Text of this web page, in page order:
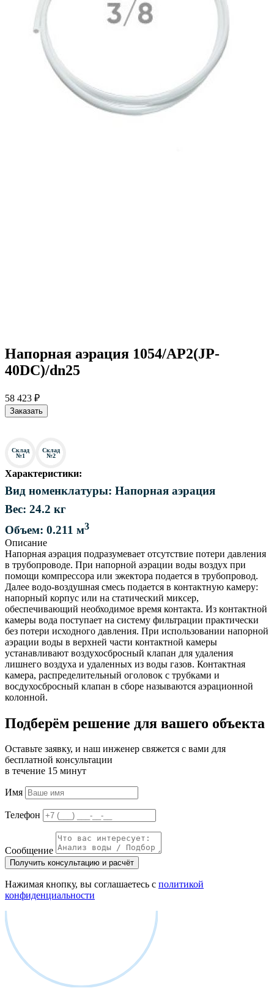
Напорная аэрация 1054/AP2(JP-
40DC)/dn25
58 423 ₽
Заказать
Склад
№1
Склад
№2
Характеристики:
Вид номенклатуры: Напорная аэрация
Вес: 24.2 кг
Объем: 0.211 м3
Описание
Напорная аэрация подразумевает отсутствие потери давления
в трубопроводе. При напорной аэрации воды воздух при
помощи компрессора или эжектора подается в трубопровод.
Далее водо-воздушная смесь подается в контактную камеру:
напорный корпус или на статический миксер,
обеспечивающий необходимое время контакта. Из контактной
камеры вода поступает на систему фильтрации практически
без потери исходного давления. При использовании напорной
аэрации воды в верхней части контактной камеры
устанавливают воздухосбросный клапан для удаления
лишнего воздуха и удаленных из воды газов. Контактная
камера, распределительный оголовок с трубками и
восдухосбросный клапан в сборе называются аэрационной
колонной.
Подберём решение для вашего объекта
Оставьте заявку, и наш инженер свяжется с вами для
бесплатной консультации
в течение 15 минут
Имя
Телефон
Сообщение
Получить консультацию и расчёт
Нажимая кнопку, вы соглашаетесь с политикой
конфиденциальности